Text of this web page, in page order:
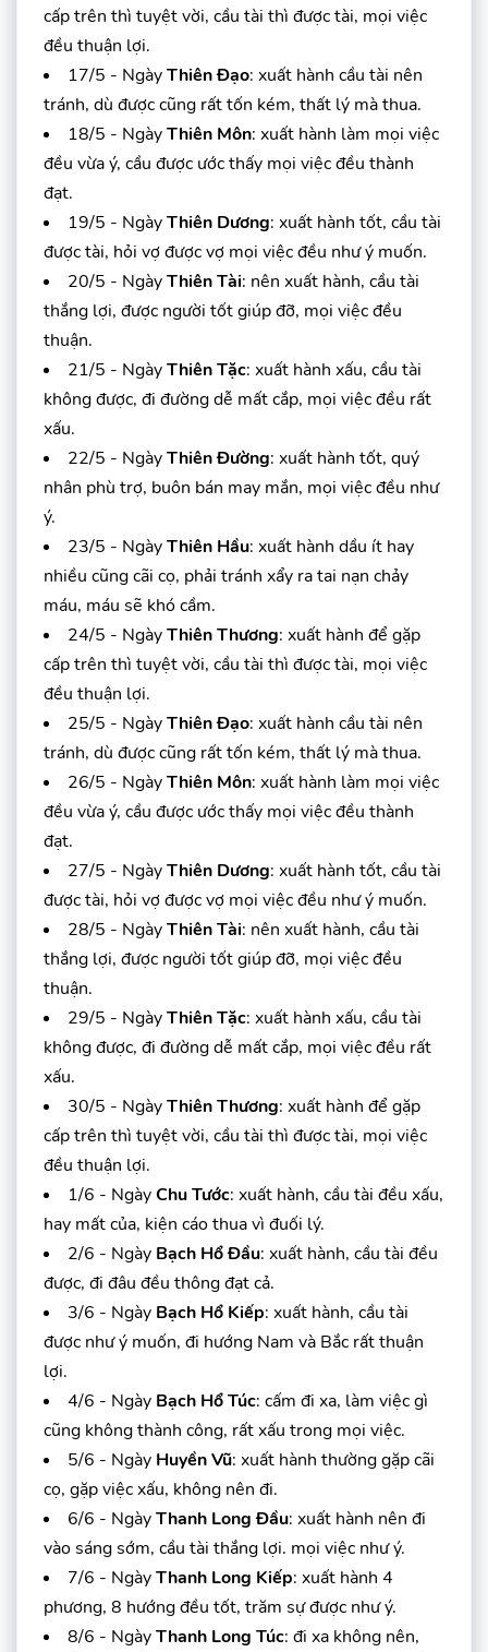
cấp trên thì tuyệt vời, cầu tài thì được tài, mọi việc
đều thuận lợi.
17/5 - NgàyThiên Đạo: xuất hành cầu tài nên
tránh, dù được cũng rất tốn kém, thất lý mà thua.
18/5 - NgàyThiên Môn: xuất hành làm mọi việc
đều vừa ý, cầu được ước thấy mọi việc đều thành
đạt.
19/5 - NgàyThiên Dương: xuất hành tốt, cầu tài
được tài, hỏi vợ được vợ mọi việc đều như ý muốn.
20/5 - NgàyThiên Tài: nên xuất hành, cầu tài
thắng lợi, được người tốt giúp đỡ, mọi việc đều
thuận.
21/5 - NgàyThiên Tặc: xuất hành xấu, cầu tài
không được, đi đường dễ mất cắp, mọi việc đều rất
xấu.
22/5 - NgàyThiên Đường: xuất hành tốt, quý
nhân phù trợ, buôn bán may mắn, mọi việc đều như
ý.
23/5 - NgàyThiên Hầu: xuất hành dầu ít hay
nhiều cũng cãi cọ, phải tránh xẩy ra tai nạn chảy
máu, máu sẽ khó cầm.
24/5 - NgàyThiên Thương: xuất hành để gặp
cấp trên thì tuyệt vời, cầu tài thì được tài, mọi việc
đều thuận lợi.
25/5 - NgàyThiên Đạo: xuất hành cầu tài nên
tránh, dù được cũng rất tốn kém, thất lý mà thua.
26/5 - NgàyThiên Môn: xuất hành làm mọi việc
đều vừa ý, cầu được ước thấy mọi việc đều thành
đạt.
27/5 - NgàyThiên Dương: xuất hành tốt, cầu tài
được tài, hỏi vợ được vợ mọi việc đều như ý muốn.
28/5 - NgàyThiên Tài: nên xuất hành, cầu tài
thắng lợi, được người tốt giúp đỡ, mọi việc đều
thuận.
29/5 - NgàyThiên Tặc: xuất hành xấu, cầu tài
không được, đi đường dễ mất cắp, mọi việc đều rất
xấu.
30/5 - NgàyThiên Thương: xuất hành để gặp
cấp trên thì tuyệt vời, cầu tài thì được tài, mọi việc
đều thuận lợi.
1/6 - NgàyChu Tước: xuất hành, cầu tài đều xấu,
hay mất của, kiện cáo thua vì đuối lý.
2/6 - Ngày Bạch Hổ Đầu: xuất hành, cầu tài đều
được, đi đâu đều thông đạt cả.
3/6 - Ngày Bạch Hổ Kiếp: xuất hành, cầu tài
được như ý muốn, đi hướng Nam và Bắc rất thuận
lợi.
4/6 - Ngày Bạch Hổ Túc: cấm đi xa, làm việc gì
cũng không thành công, rất xấu trong mọi việc.
5/6 - Ngày Huyền Vũ: xuất hành thường gặp cãi
cọ, gặp việc xấu, không nên đi.
6/6 - NgàyThanh Long Đầu: xuất hành nên đi
vào sáng sớm, cầu tài thắng lợi. mọi việc như ý.
7/6 - NgàyThanh Long Kiếp: xuất hành 4
phương, 8 hướng đều tốt, trăm sự được như ý.
8/6 - NgàyThanh Long Túc: đi xa không nên,